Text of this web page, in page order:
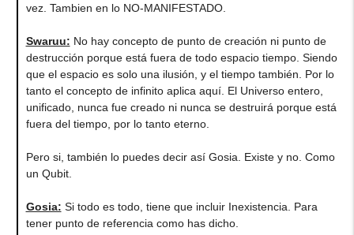
vez. Tambien en lo NO-MANIFESTADO.
Swaruu: No hay concepto de punto de creación ni punto de
destrucción porque está fuera de todo espacio tiempo. Siendo
que el espacio es solo una ilusión, y el tiempo también. Por lo
tanto el concepto de infinito aplica aquí. El Universo entero,
unificado, nunca fue creado ni nunca se destruirá porque está
fuera del tiempo, por lo tanto eterno.
Pero si, también lo puedes decir así Gosia. Existe y no. Como
un Qubit.
Gosia: Si todo es todo, tiene que incluir Inexistencia. Para
tener punto de referencia como has dicho.